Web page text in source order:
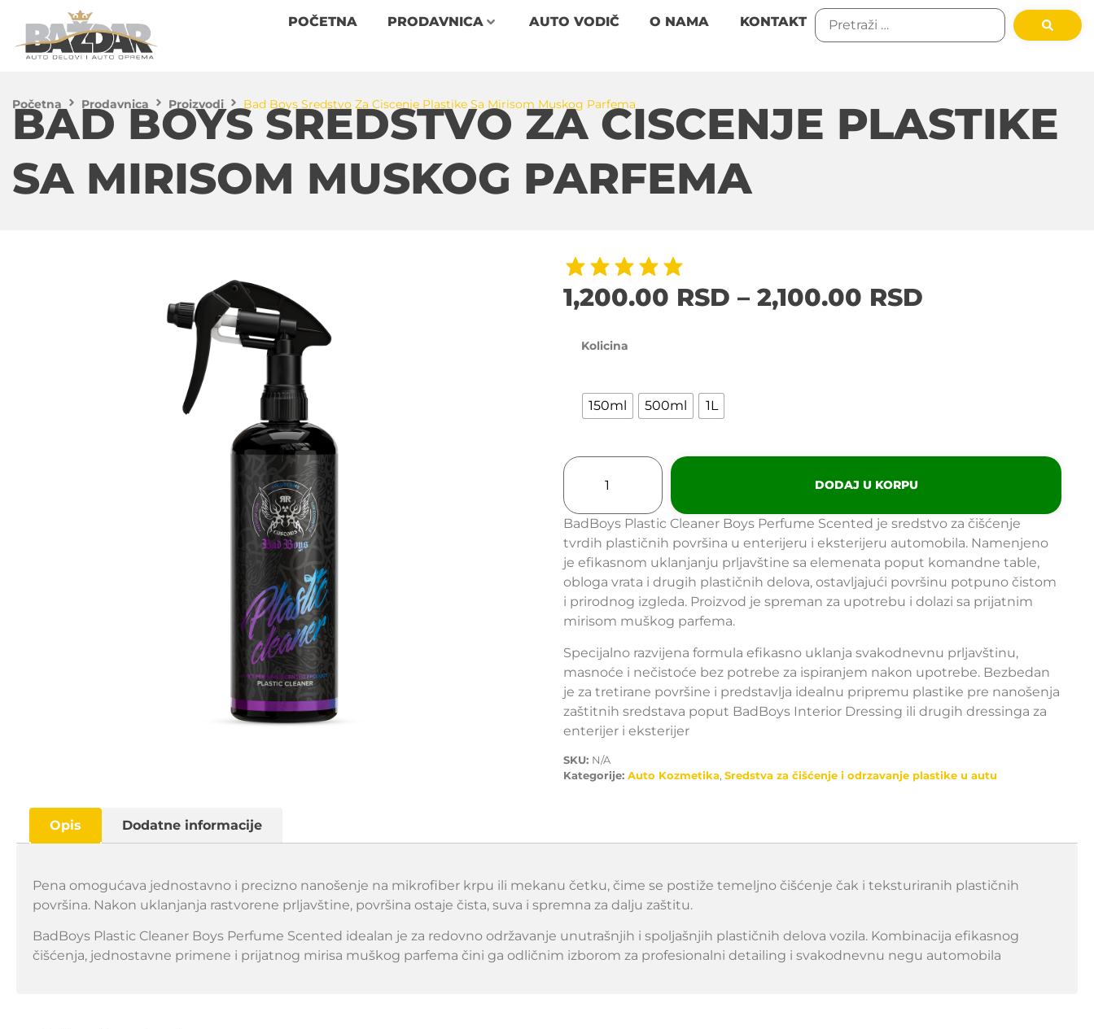
POČETNA PRODAVNICA AUTO VODIČ O NAMA KONTAKT
Početna Prodavnica Proizvodi Bad Boys Sredstvo Za Ciscenje Plastike Sa Mirisom Muskog Parfema
BAD BOYS SREDSTVO ZA CISCENJE PLASTIKE
SA MIRISOM MUSKOG PARFEMA
1,200.00 RSD – 2,100.00 RSD
Kolicina
150ml 500ml 1L
DODAJ U KORPU
BadBoys Plastic Cleaner Boys Perfume Scented je sredstvo za čišćenje
tvrdih plastičnih površina u enterijeru i eksterijeru automobila. Namenjeno
je efikasnom uklanjanju prljavštine sa elemenata poput komandne table,
obloga vrata i drugih plastičnih delova, ostavljajući površinu potpuno čistom
i prirodnog izgleda. Proizvod je spreman za upotrebu i dolazi sa prijatnim
mirisom muškog parfema.
Specijalno razvijena formula efikasno uklanja svakodnevnu prljavštinu,
masnoće i nečistoće bez potrebe za ispiranjem nakon upotrebe. Bezbedan
je za tretirane površine i predstavlja idealnu pripremu plastike pre nanošenja
zaštitnih sredstava poput BadBoys Interior Dressing ili drugih dressinga za
enterijer i eksterijer
SKU: N/A
Kategorije: Auto Kozmetika, Sredstva za čišćenje i odrzavanje plastike u autu
Opis Dodatne informacije
Pena omogućava jednostavno i precizno nanošenje na mikrofiber krpu ili mekanu četku, čime se postiže temeljno čišćenje čak i teksturiranih plastičnih
površina. Nakon uklanjanja rastvorene prljavštine, površina ostaje čista, suva i spremna za dalju zaštitu.
BadBoys Plastic Cleaner Boys Perfume Scented idealan je za redovno održavanje unutrašnjih i spoljašnjih plastičnih delova vozila. Kombinacija efikasnog
čišćenja, jednostavne primene i prijatnog mirisa muškog parfema čini ga odličnim izborom za profesionalni detailing i svakodnevnu negu automobila